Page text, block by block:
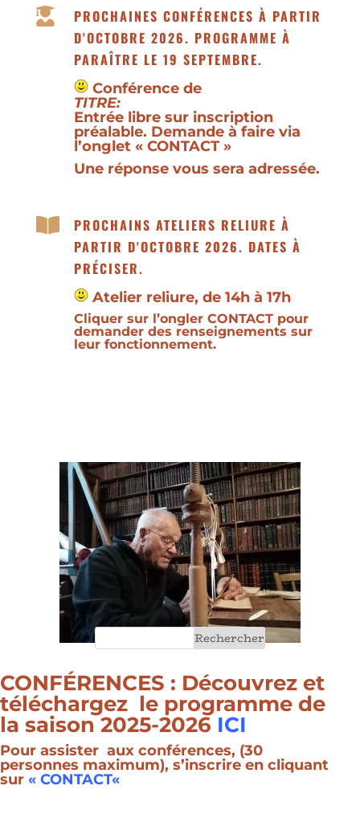

PROCHAINES CONFÉRENCES À PARTIR
D'OCTOBRE 2026. PROGRAMME À
PARAÎTRE LE 19 SEPTEMBRE.
Conférence de
TITRE:
Entrée libre sur inscription
préalable. Demande à faire via
l’onglet « CONTACT »
Une réponse vous sera adressée.

PROCHAINS ATELIERS RELIURE À
PARTIR D'OCTOBRE 2026. DATES À
PRÉCISER.
Atelier reliure, de 14h à 17h
Cliquer sur l’ongler CONTACT pour
demander des renseignements sur
leur fonctionnement.
CONFÉRENCES : Découvrez et
téléchargez le programme de
la saison 2025-2026 ICI
Pour assister aux conférences, (30
personnes maximum), s’inscrire en cliquant
sur « CONTACT«